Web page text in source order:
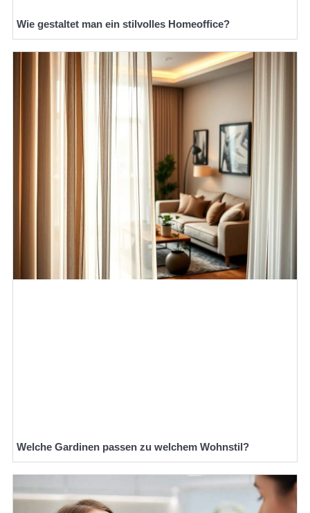
Wie gestaltet man ein stilvolles Homeoffice?
Welche Gardinen passen zu welchem Wohnstil?